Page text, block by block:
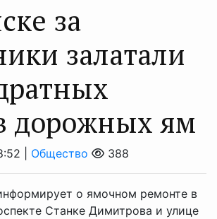
за
залатали
дорожных ям
| Общество 388
о ямочном ремонте в
Станке Димитрова и улице